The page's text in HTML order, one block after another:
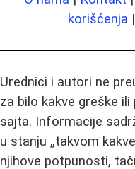
korišćenja |
Urednici i autori ne
za bilo kakve greške
sajta. Informacije
u stanju „takvom
njihove potpunosti,